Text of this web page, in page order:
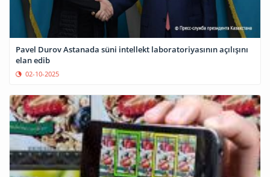
Pavel Durov Astanada süni intellekt laboratoriyasının açılışını
elan edib
02-10-2025